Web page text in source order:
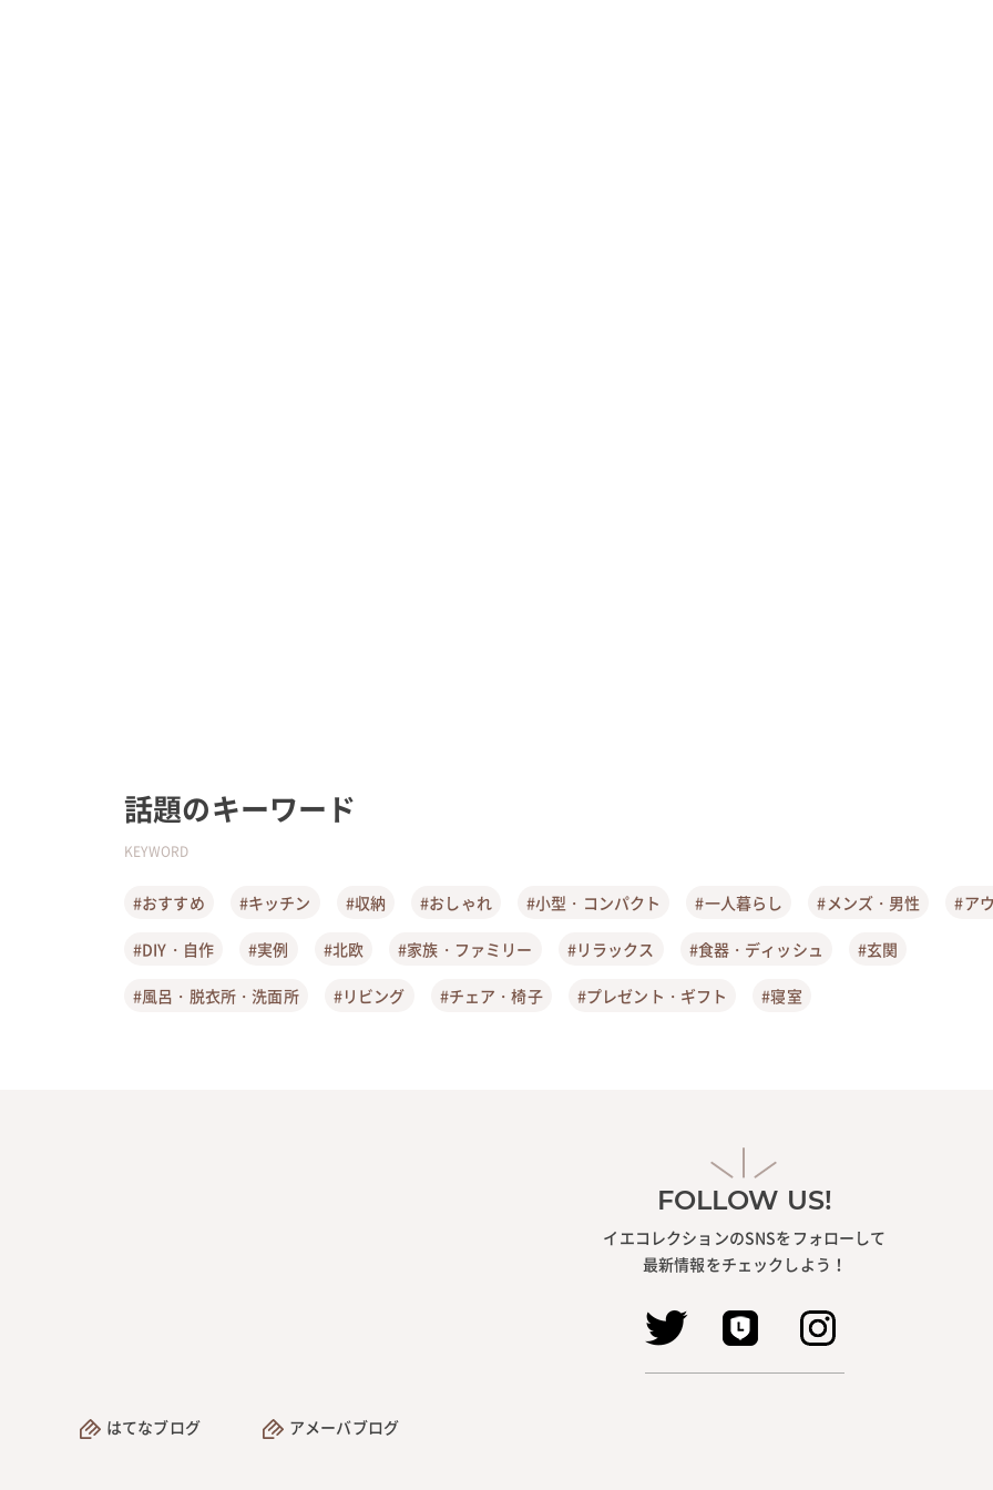
話題のキーワード
KEYWORD
#おすすめ #キッチン #収納 #おしゃれ #小型・コンパクト #一人暮らし #メンズ・男性 #ア
#DIY・自作 #実例 #北欧 #家族・ファミリー #リラックス #食器・ディッシュ #玄関
#風呂・脱衣所・洗面所 #リビング #チェア・椅子 #プレゼント・ギフト #寝室
FOLLOW US!
イエコレクションのSNSをフォローして
最新情報をチェックしよう！
はてなブログ アメーバブログ